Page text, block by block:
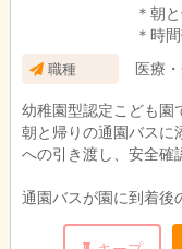
＊朝
＊時
職種
医療
幼稚園型認定こども園
朝と帰りの通園バスに
への引き渡し、安全確
通園バスが園に到着後
で、安心です。